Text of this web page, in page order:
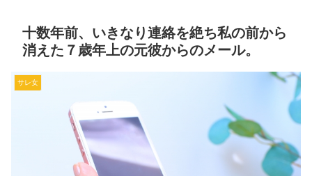
十数年前、いきなり連絡を絶ち私の前から
消えた７歳年上の元彼からのメール。
サレ女